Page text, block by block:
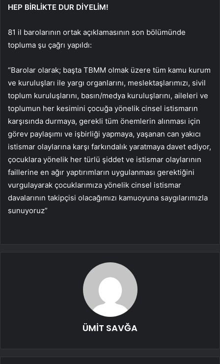
HEP BİRLİKTE DUR DİYELİM!
81 il barolarının ortak açıklamasının son bölümünde
topluma şu çağrı yapıldı:
“Barolar olarak; başta TBMM olmak üzere tüm kamu kurum
ve kuruluşları ile yargı organlarını, meslektaşlarımızı, sivil
toplum kuruluşlarını, basın/medya kuruluşlarını, aileleri ve
toplumun her kesimini çocuğa yönelik cinsel istismarın
karşısında durmaya, gerekli tüm önemlerin alınması için
görev paylaşımı ve işbirliği yapmaya, yaşanan can yakıcı
istismar olaylarına karşı farkındalık yaratmaya davet ediyor,
çocuklara yönelik her türlü şiddet ve istismar olaylarının
faillerine en ağır yaptırımların uygulanması gerektiğini
vurgulayarak çocuklarımıza yönelik cinsel istismar
davalarının takipçisi olacağımızı kamuoyuna saygılarımızla
sunuyoruz”
ÜMİT SAVĞA